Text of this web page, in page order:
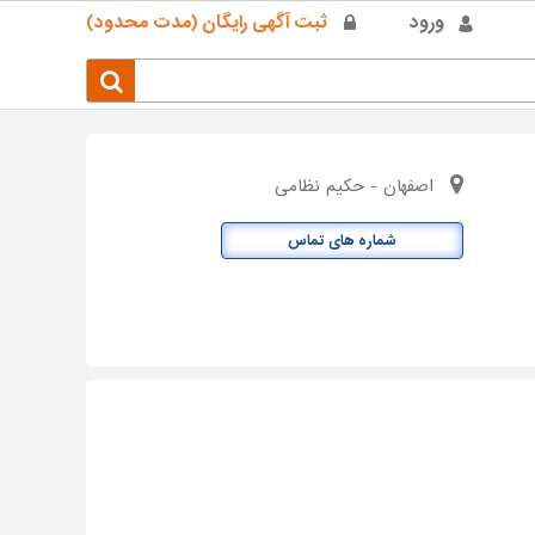
ورود ثبت آگهی رایگان (مدت محدود)
اصفهان - حکیم نظامی
شماره های تماس